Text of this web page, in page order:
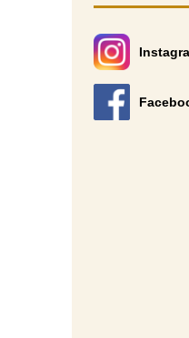
別のウ
別のウ